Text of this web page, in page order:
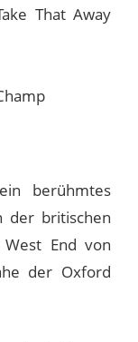
That Away
berühmtes
der britischen
End von
der Oxford